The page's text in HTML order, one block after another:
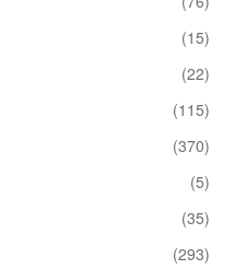
(15)
(22)
(115)
(370)
(5)
(35)
(293)